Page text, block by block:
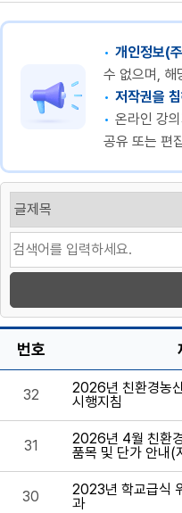
개인정보(
수 없으며, 해
저작권을 침
온라인 강
공유 또는 편
번호
32
2026년 친환경농
시행지침
31
2026년 4월 친환
품목 및 단가 안내(
30
2023년 학교급식
과